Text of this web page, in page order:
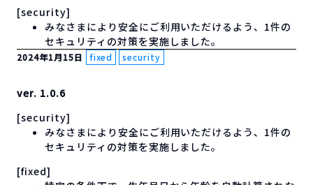
[security]
みなさまにより安全にご利用いただけるよう、1件の
セキュリティの対策を実施しました。
2024年1月15日 fixed security
ver. 1.0.6
[security]
みなさまにより安全にご利用いただけるよう、1件の
セキュリティの対策を実施しました。
[fixed]